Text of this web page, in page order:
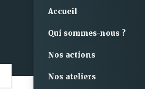
Accueil
Qui sommes-nous ?
Nos actions
Nos ateliers